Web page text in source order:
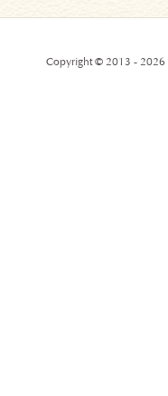
Copyright © 2013 - 2026